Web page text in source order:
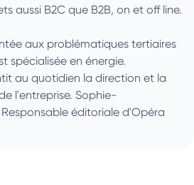
aussi B2C que B2B, on et off line.
aux problématiques tertiaires
spécialisée en énergie.
au quotidien la direction et la
l'entreprise. Sophie-
éditoriale d'Opéra